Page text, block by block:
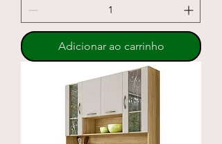
Adicionar ao carrinho